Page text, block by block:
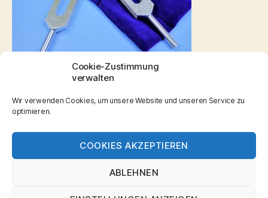
Cookie-Zustimmung
verwalten
Wir verwenden Cookies, um unsere Website und unseren Service zu
optimieren.
COOKIES AKZEPTIEREN
ABLEHNEN
Stimmgabeltherapie
Wellness Massagen